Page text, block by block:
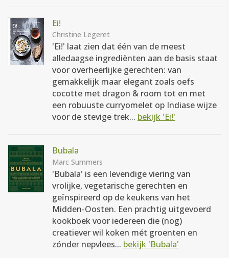
Ei!
Christine Legeret
'Ei!' laat zien dat één van de meest
alledaagse ingrediënten aan de basis staat
voor overheerlijke gerechten: van
gemakkelijk maar elegant zoals oefs
cocotte met dragon & room tot en met
een robuuste curryomelet op Indiase wijze
voor de stevige trek... bekijk 'Ei!'
Bubala
Marc Summers
'Bubala' is een levendige viering van
vrolijke, vegetarische gerechten en
geïnspireerd op de keukens van het
Midden-Oosten. Een prachtig uitgevoerd
kookboek voor iedereen die (nog)
creatiever wil koken mét groenten en
zónder nepvlees... bekijk 'Bubala'